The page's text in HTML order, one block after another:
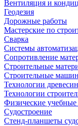
Вентиляция и
Геодезия
Дорожные работы
Мастерские по
Сварка
Системы
Сопротивление
Строительные
Строительные
Технологии
Технологии
Физические учебные
Судостроение
Стенд-планшеты